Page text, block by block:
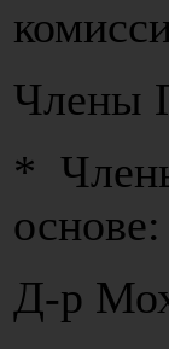
Члены
*
основе:
Д-р